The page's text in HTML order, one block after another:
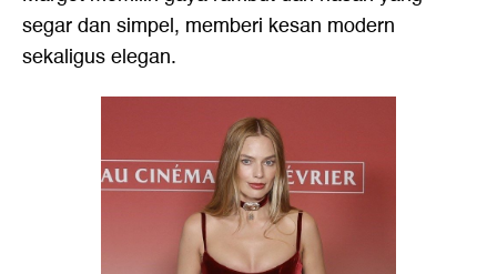
segar dan simpel, memberi kesan modern
sekaligus elegan.